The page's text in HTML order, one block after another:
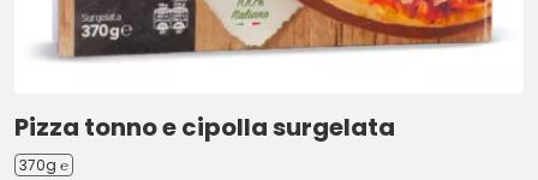
Pizza tonno e cipolla surgelata
370g ℮